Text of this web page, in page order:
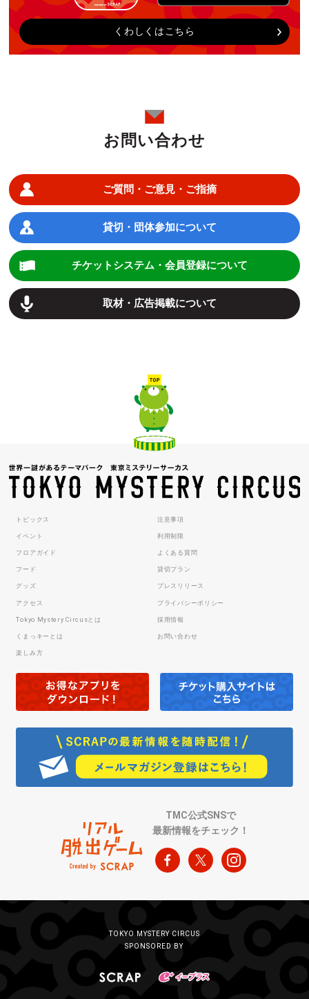
くわしくはこちら
お問い合わせ
ご質問・ご意見・ご指摘
貸切・団体参加について
チケットシステム・会員登録について
取材・広告掲載について
トピックス
イベント
フロアガイド
フード
グッズ
アクセス
Tokyo Mystery Circusとは
くまっキーとは
楽しみ方
注意事項
利用制限
よくある質問
貸切プラン
プレスリリース
プライバシーポリシー
採用情報
お問い合わせ
TMC公式SNSで
最新情報をチェック！
TOKYO MYSTERY CIRCUS
SPONSORED BY